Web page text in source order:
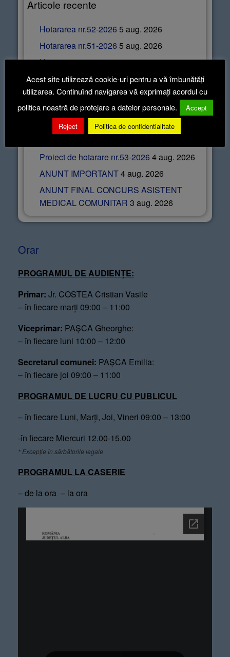
Articole recente
Hotararea nr.52-2026 5 aug. 2026
Hotararea nr.51-2026 5 aug. 2026
Hotararea nr.50-20265 aug. 2026
Hotararea nr.49-20265 aug. 2026
Hotararea nr.48-2026 5 aug. 2026
Proces verbal 20.07.20265 aug. 2026
Minuta sedintei ordinare din data de
Proiect de hotarare nr.53-2026 4 aug. 2026
ANUNT IMPORTANT4 aug. 2026
ANUNT FINAL CONCURS ASISTENT
MEDICAL COMUNITAR 3 aug. 2026
Orar
PROGRAMUL DE AUDIENȚE:
Primar: Jr. COSTEA Cristian Vasile
– în fiecare marți 09:00 – 11:00
Viceprimar: PAȘCA Gheorghe:
– în fiecare luni 10:00 – 12:00
Secretarul comunei: PAȘCA Emilia:
– în fiecare joi 09:00 – 11:00
PROGRAMUL DE LUCRU CU PUBLICUL
– în fiecare Luni, Marți, Joi, Vineri 09:00 – 13:00
-în fiecare Miercuri 12.00-15.00
* Excepție în sărbătorile legale
PROGRAMUL LA CASERIE
– de la ora – la ora
Acest site utilizează cookie-uri pentru a vă îmbunătăți
utilizarea. Continuînd navigarea vă exprimați acordul cu
politica noastră de protejare a datelor personale.
Accept
Reject
Politica de confidentialitate